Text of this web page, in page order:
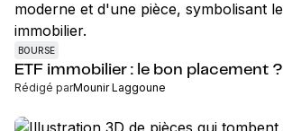
BOURSE
ETF immobilier : le bon placement ?
Rédigé parMounir Laggoune